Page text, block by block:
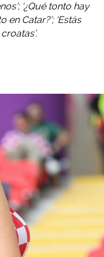
‘¿Qué tonto hay
Catar?’; ‘Estás